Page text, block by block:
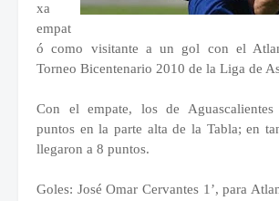
xa
empat
ó como visitante a un gol con el
Torneo Bicentenario 2010 de la Liga de
Con el empate, los de
puntos en la parte alta de la Tabla; en
llegaron a 8 puntos.
Goles: José Omar Cervantes 1’, para